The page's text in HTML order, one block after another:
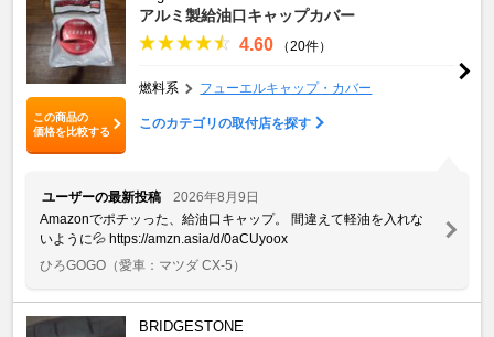
この商品の
価格を比較する
アルミ製給油口キャップカバー
4.60 （20件）
燃料系 フューエルキャップ・カバー
このカテゴリの取付店を探す
ユーザーの最新投稿
2026年8月9日
Amazonでポチッった、給油口キャップ。 間違えて軽油を入れな
いように💦 https://amzn.asia/d/0aCUyoox
ひろGOGO （愛車：マツダ CX-5）
BRIDGESTONE